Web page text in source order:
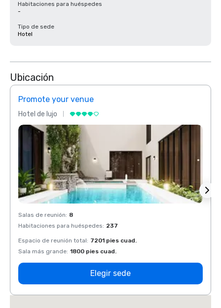
Habitaciones para huéspedes
-
Tipo de sede
Hotel
Ubicación
Promote your venue
Hotel de lujo
Salas de reunión: 8
Habitaciones para huéspedes: 237
Espacio de reunión total: 7201 pies cuad.
Sala más grande: 1800 pies cuad.
Elegir sede